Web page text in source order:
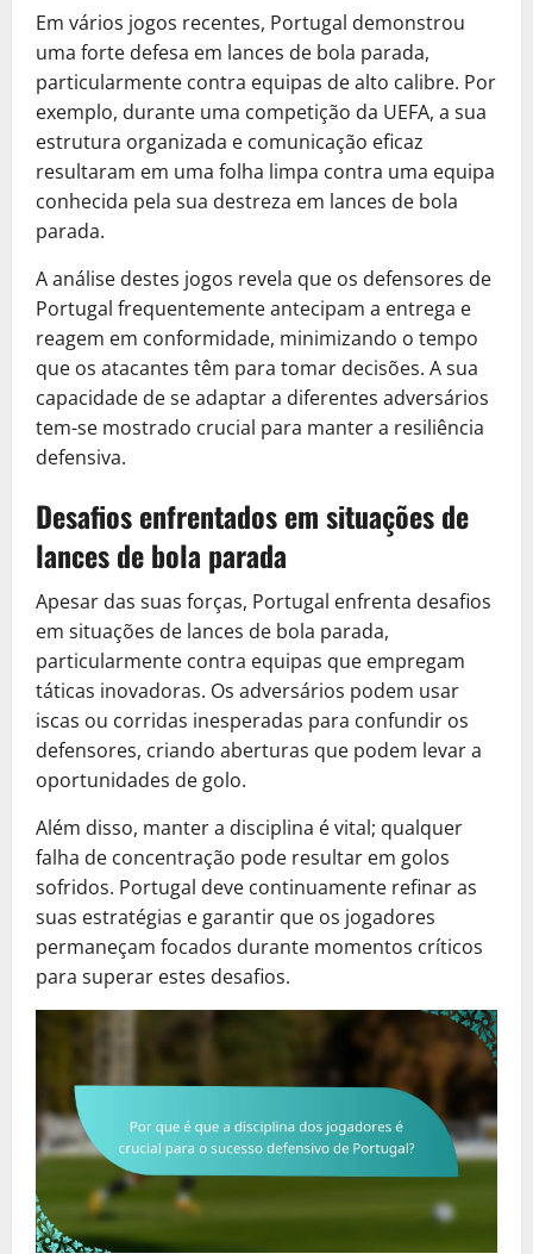
Em vários jogos recentes, Portugal demonstrou
uma forte defesa em lances de bola parada,
particularmente contra equipas de alto calibre. Por
exemplo, durante uma competição da UEFA, a sua
estrutura organizada e comunicação eficaz
resultaram em uma folha limpa contra uma equipa
conhecida pela sua destreza em lances de bola
parada.
A análise destes jogos revela que os defensores de
Portugal frequentemente antecipam a entrega e
reagem em conformidade, minimizando o tempo
que os atacantes têm para tomar decisões. A sua
capacidade de se adaptar a diferentes adversários
tem-se mostrado crucial para manter a resiliência
defensiva.
Desafios enfrentados em situações de
lances de bola parada
Apesar das suas forças, Portugal enfrenta desafios
em situações de lances de bola parada,
particularmente contra equipas que empregam
táticas inovadoras. Os adversários podem usar
iscas ou corridas inesperadas para confundir os
defensores, criando aberturas que podem levar a
oportunidades de golo.
Além disso, manter a disciplina é vital; qualquer
falha de concentração pode resultar em golos
sofridos. Portugal deve continuamente refinar as
suas estratégias e garantir que os jogadores
permaneçam focados durante momentos críticos
para superar estes desafios.